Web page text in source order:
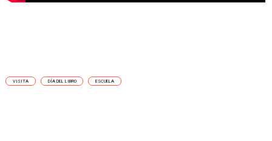
VISITA DÍA DEL LIBRO ESCUELA